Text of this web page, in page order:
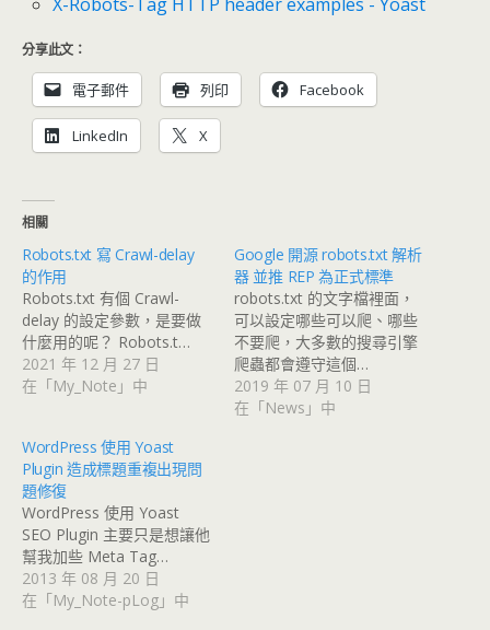
分享此文：
電子郵件 列印 Facebook
LinkedIn X
相關
Robots.txt 寫 Crawl-delay
的作用
Robots.txt 有個 Crawl-
delay 的設定參數，是要做
什麼用的呢？ Robots.t…
2021 年 12 月 27 日
在「My_Note」中
Google 開源 robots.txt 解析
器 並推 REP 為正式標準
robots.txt 的文字檔裡面，
可以設定哪些可以爬、哪些
不要爬，大多數的搜尋引擎
爬蟲都會遵守這個…
2019 年 07 月 10 日
在「News」中
WordPress 使用 Yoast
Plugin 造成標題重複出現問
題修復
WordPress 使用 Yoast
SEO Plugin 主要只是想讓他
幫我加些 Meta Tag…
2013 年 08 月 20 日
在「My_Note-pLog」中